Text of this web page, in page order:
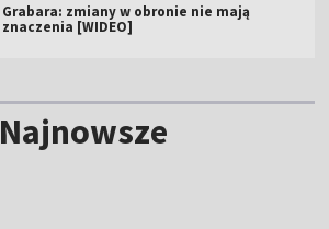
Grabara: zmiany w obronie nie mają
znaczenia [WIDEO]
Najnowsze